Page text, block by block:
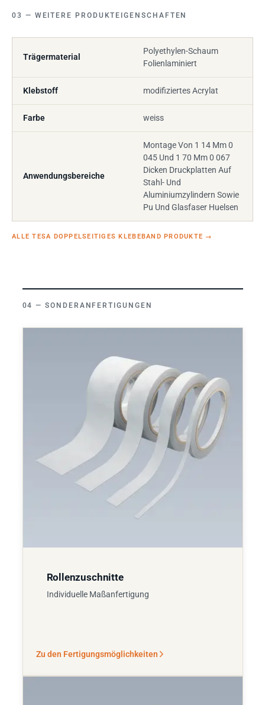
WEITERE PRODUKTEIGENSCHAFTEN
Trägermaterial
Polyethylen-Schaum
Folienlaminiert
Klebstoff modifiziertes Acrylat
Farbe weiss
Anwendungsbereiche
Montage Von 1 14 Mm 0
045 Und 1 70 Mm 0 067
Dicken Druckplatten Auf
Stahl- Und
Aluminiumzylindern Sowie
Pu Und Glasfaser Huelsen
ALLE TESA DOPPELSEITIGES KLEBEBAND PRODUKTE →
SONDERANFERTIGUNGEN
Rollenzuschnitte
Individuelle Maßanfertigung
Zu den Fertigungsmöglichkeiten